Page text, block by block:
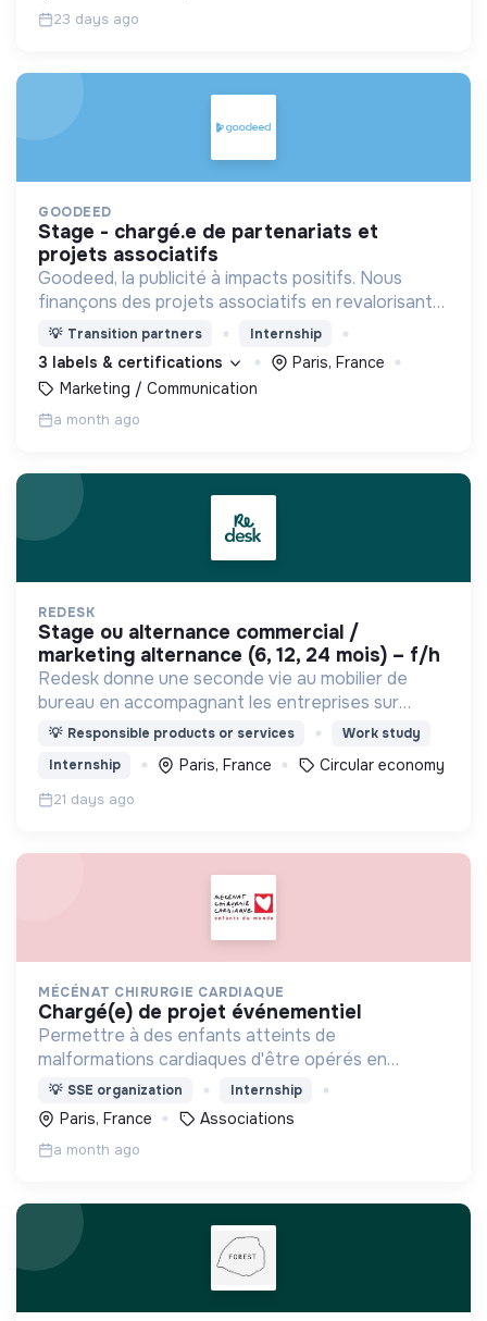
23 days ago
GOODEED
stage - chargé.e de partenariats et
projets associatifs
Goodeed, la publicité à impacts positifs. Nous
finançons des projets associatifs en revalorisant
les budgets médias des annonceurs.
💡 Transition partners Internship
3 labels & certifications
Paris, France
Marketing / Communication
a month ago
REDESK
stage ou alternance commercial /
marketing alternance (6, 12, 24 mois) – f/h
Redesk donne une seconde vie au mobilier de
bureau en accompagnant les entreprises sur
toutes les problématiques liées à l'économie
professionnel.
💡 Responsible products or services
Work study
Internship
Paris, France Circular economy
21 days ago
MÉCÉNAT CHIRURGIE CARDIAQUE
chargé(e) de projet événementiel
Permettre à des enfants atteints de
malformations cardiaques d'être opérés en
France, en Suisse ou en Belgique lorsque cela est
impossible dans leur pays faute de moyens
techniques ou financiers.
💡 SSE organization Internship
Paris, France Associations
a month ago